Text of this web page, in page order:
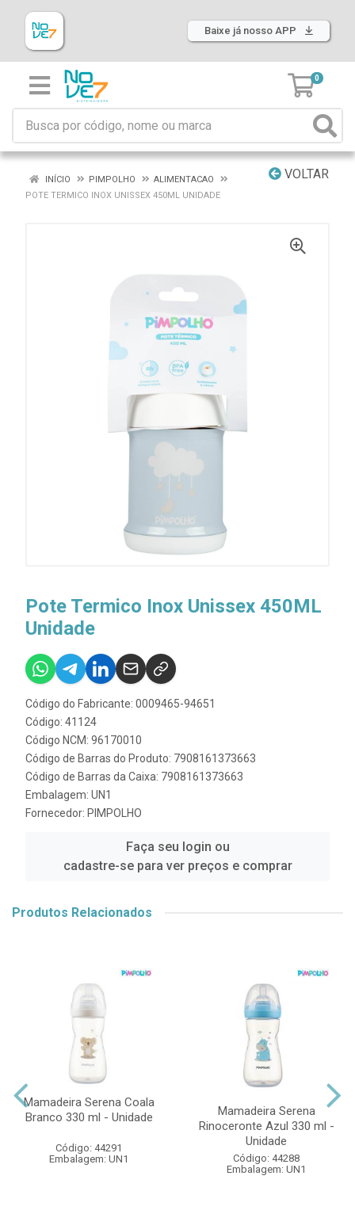
Baixe já nosso APP
0
VOLTAR
INÍCIO PIMPOLHO
ALIMENTACAO
POTE TERMICO INOX UNISSEX 450ML UNIDADE
Pote Termico Inox Unissex 450ML
Unidade
Código do Fabricante: 0009465-94651
Código: 41124
Código NCM: 96170010
Código de Barras do Produto: 7908161373663
Código de Barras da Caixa: 7908161373663
Embalagem: UN1
Fornecedor: PIMPOLHO
Faça seu login ou
cadastre-se para ver preços e comprar
Produtos Relacionados
Mamadeira Serena Coala
Branco 330 ml - Unidade
Código: 44291
Embalagem: UN1
Mamadeira Serena
Rinoceronte Azul 330 ml -
Unidade
Código: 44288
Embalagem: UN1